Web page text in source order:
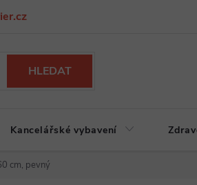
Atypická výroba na zakázku
HLEDAT
Kancelářské vybavení
cm, pevný